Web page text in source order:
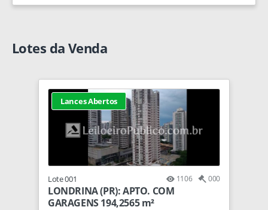
Lotes da Venda
Lances Abertos
Lote 001 1106 000
LONDRINA (PR): APTO. COM
GARAGENS 194,2565 m²